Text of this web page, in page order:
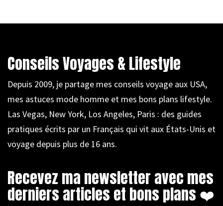
Conseils Voyages & Lifestyle
Depuis 2009, je partage mes conseils voyage aux USA,
mes astuces mode homme et mes bons plans lifestyle.
Las Vegas, New York, Los Angeles, Paris : des guides
pratiques écrits par un Français qui vit aux États-Unis et
voyage depuis plus de 16 ans.
Recevez ma newsletter avec mes
derniers articles et bons plans ❤️